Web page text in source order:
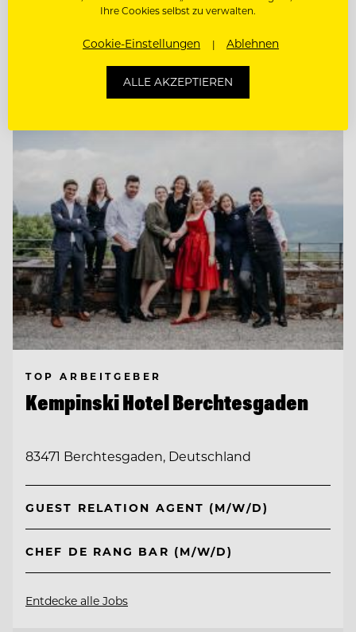
WIRTSHAUSKÜCHE & FINE DINING
CHEF DE RANG (M/W/D) AM KNAPPENHOF
Entdecke alle Jobs
TOP ARBEITGEBER
Kempinski Hotel Berchtesgaden
83471 Berchtesgaden, Deutschland
GUEST RELATION AGENT (M/W/D)
CHEF DE RANG BAR (M/W/D)
Entdecke alle Jobs
Ihre Cookies selbst zu verwalten.
Cookie-Einstellungen Ablehnen
ALLE AKZEPTIEREN